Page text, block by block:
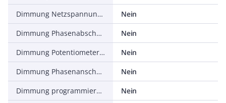
Dimmung Netzspannungsmodulation
Nein
Dimmung Phasenabschnitt
Nein
Dimmung Potentiometer (geräteintegriert)
Nein
Dimmung Phasenanschnitt
Nein
Dimmung programmierbar
Nein